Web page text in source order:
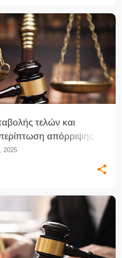
τελών και
απόρριψης
από την
(ΣτΕ)
2025